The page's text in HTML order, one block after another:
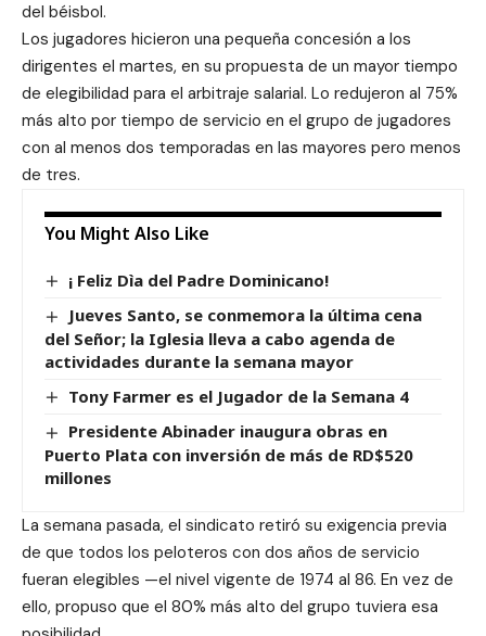
del béisbol.
Los jugadores hicieron una pequeña concesión a los
dirigentes el martes, en su propuesta de un mayor tiempo
de elegibilidad para el arbitraje salarial. Lo redujeron al 75%
más alto por tiempo de servicio en el grupo de jugadores
con al menos dos temporadas en las mayores pero menos
de tres.
You Might Also Like
¡ Feliz Dìa del Padre Dominicano!
Jueves Santo, se conmemora la última cena
del Señor; la Iglesia lleva a cabo agenda de
actividades durante la semana mayor
Tony Farmer es el Jugador de la Semana 4
Presidente Abinader inaugura obras en
Puerto Plata con inversión de más de RD$520
millones
La semana pasada, el sindicato retiró su exigencia previa
de que todos los peloteros con dos años de servicio
fueran elegibles —el nivel vigente de 1974 al 86. En vez de
ello, propuso que el 80% más alto del grupo tuviera esa